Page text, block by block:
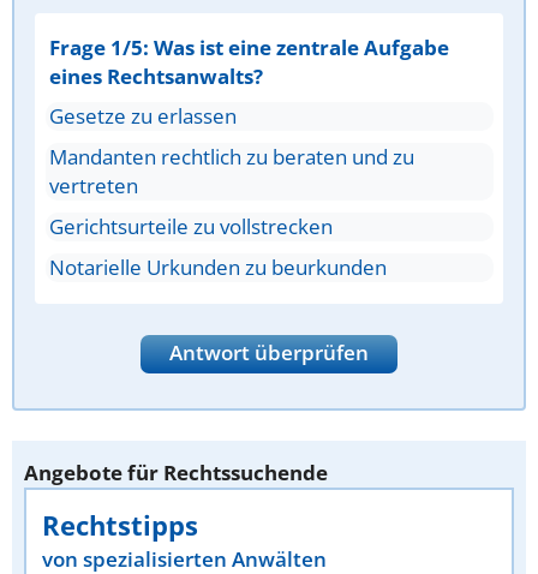
Frage 1/5: Was ist eine zentrale Aufgabe
eines Rechtsanwalts?
Gesetze zu erlassen
Mandanten rechtlich zu beraten und zu
vertreten
Gerichtsurteile zu vollstrecken
Notarielle Urkunden zu beurkunden
Antwort überprüfen
Angebote für Rechtssuchende
Rechtstipps
von spezialisierten Anwälten